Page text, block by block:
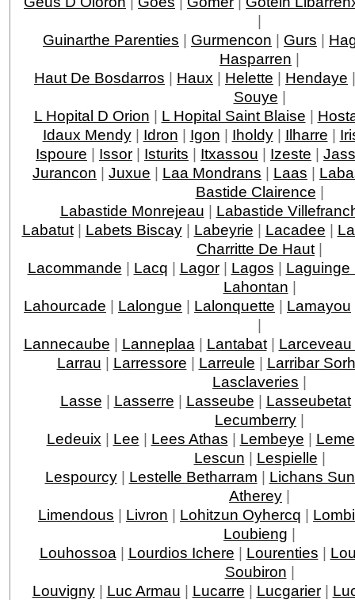
|
Guinarthe Parenties | Gurmencon | Gurs |
Hasparren |
Haut De Bosdarros | Haux | Helette | Hendaye
Souye |
L Hopital D Orion | L Hopital Saint Blaise |
Idaux Mendy| Idron | Igon | Iholdy| Ilharre |
Ispoure | Issor | Isturits | Itxassou | Izeste |
Jurancon | Juxue | Laa Mondrans | Laas |
Bastide Clairence |
Labastide Monrejeau | Labastide
Labatut| Labets Biscay| Labeyrie | Lacadee |
Charritte De Haut |
Lacommande | Lacq | Lagor| Lagos | Laguinge
Lahontan |
Lahourcade | Lalongue | Lalonquette | Lamayou
|
Lannecaube | Lanneplaa | Lantabat| Larceveau
Larrau | Larressore | Larreule | Larribar
Lasclaveries |
Lasse | Lasserre | Lasseube | Lasseubetat
Lecumberry |
Ledeuix | Lee | Lees Athas | Lembeye | Leme
Lescun | Lespielle |
Lespourcy| Lestelle Betharram | Lichans
Atherey |
Limendous | Livron | Lohitzun Oyhercq |
Loubieng |
Louhossoa | Lourdios Ichere | Lourenties |
Soubiron |
Louvigny| Luc Armau | Lucarre | Lucgarier|